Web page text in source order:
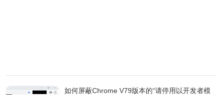
如何屏蔽Chrome V79版本的“请停用以开发者模